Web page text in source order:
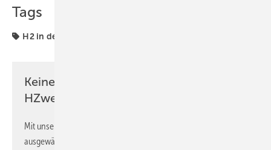
Tags
H2 in der Logistik
Keine Zeit? Kein Problem mit dem
HZwei-Newsletter!
Mit unserem Newsletter erhalten Sie regelmäßig von uns
ausgewählte Informationen und Neuigkeiten, gebündelt und